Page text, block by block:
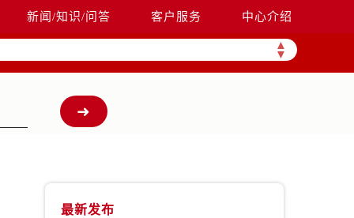
新闻/知识/问答 客户服务 中心介绍
▲
▼
最新发布